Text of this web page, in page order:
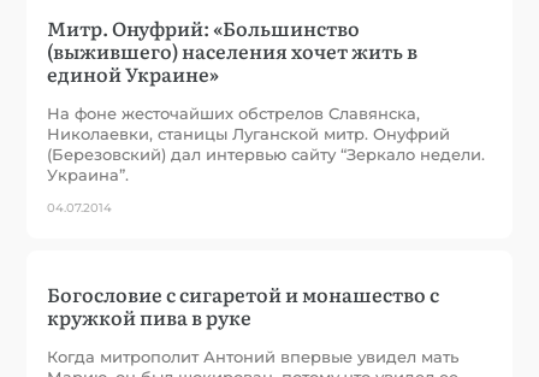
Митр. Онуфрий: «Большинство
(выжившего) населения хочет жить в
единой Украине»
На фоне жесточайших обстрелов Славянска,
Николаевки, станицы Луганской митр. Онуфрий
(Березовский) дал интервью сайту “Зеркало недели.
Украина”.
04.07.2014
Богословие с сигаретой и монашество с
кружкой пива в руке
Когда митрополит Антоний впервые увидел мать